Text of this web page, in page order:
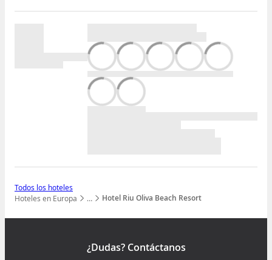
Todos los hoteles
…
Mostrar todos los niveles
Hoteles en Europa Hotel Riu Oliva Beach Resort
¿Dudas? Contáctanos